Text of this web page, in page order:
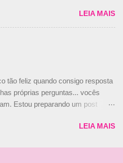
explicou, dizendo ainda que
contra o filho do tricampeão
“Ele é um bom piloto, rápido e
Audetto disse ainda que a suposta
à realidade. “O suposto 15%
seria menor do que aquilo que
podem trazer: italianos, r...
in my contract so that’s
it’s not true." #Kimi7 #EifelGP
77EDVn39Ia — Kimi
do Iceman estar há tantos anos na
#F1
— Formula 1 (@F1) October 8,
LEIA MAIS
tão feliz quando consigo resposta
próprias perguntas... vocês
Estou preparando um post
sobre ela, aqui no Octeto. No meio
LEIA MAIS